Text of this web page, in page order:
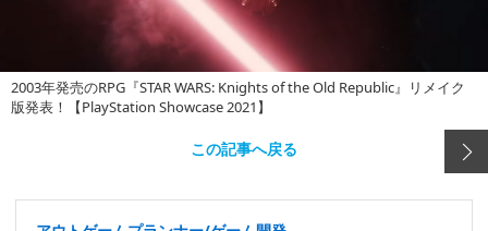
2003年発売のRPG『STAR WARS: Knights of the Old Republic』リメイク
版発表！【PlayStation Showcase 2021】
この記事へ戻る